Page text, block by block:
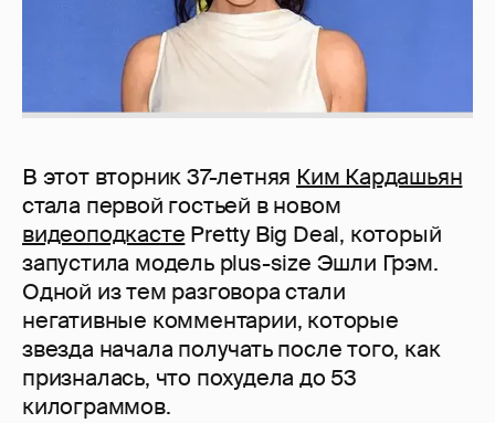
В этот вторник 37-летняя Ким Кардашьян
стала первой гостьей в новом
видеоподкасте Pretty Big Deal, который
запустила модель plus-size Эшли Грэм.
Одной из тем разговора стали
негативные комментарии, которые
звезда начала получать после того, как
призналась, что похудела до 53
килограммов.